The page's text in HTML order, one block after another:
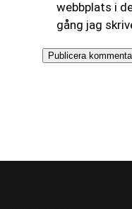
webbplats i
gång jag